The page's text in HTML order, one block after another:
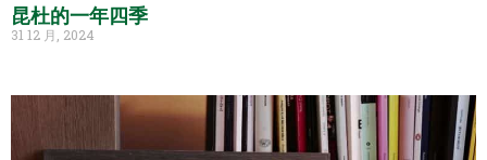
昆杜的一年四季
31 12 月, 2024